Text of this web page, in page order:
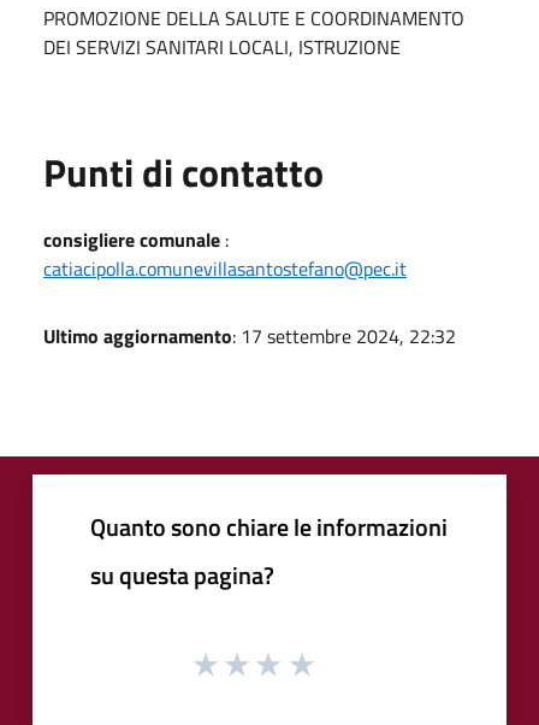
PROMOZIONE DELLA SALUTE E COORDINAMENTO
DEI SERVIZI SANITARI LOCALI, ISTRUZIONE
Punti di contatto
consigliere comunale :
catiacipolla.comunevillasantostefano@pec.it
Ultimo aggiornamento: 17 settembre 2024, 22:32
Quanto sono chiare le informazioni
su questa pagina?